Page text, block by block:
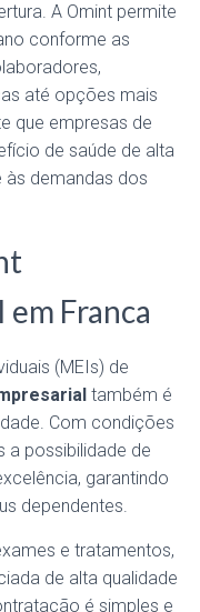
A Omint permite
conforme as
até opções mais
que empresas de
de saúde de alta
às demandas dos
em Franca
(MEIs) de
também é
Com condições
a possibilidade de
garantindo
dependentes.
e tratamentos,
de alta qualidade
é simples e